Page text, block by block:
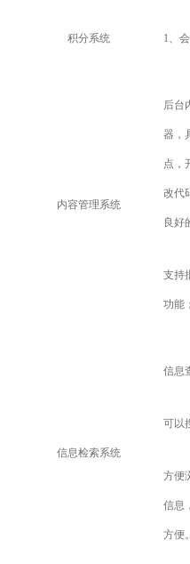
积分系统 1、
内容管理系统
后台
器，
点，
改代
良好
支持
功能；
信息检索系统
信息
可以
方便
信息
方便。